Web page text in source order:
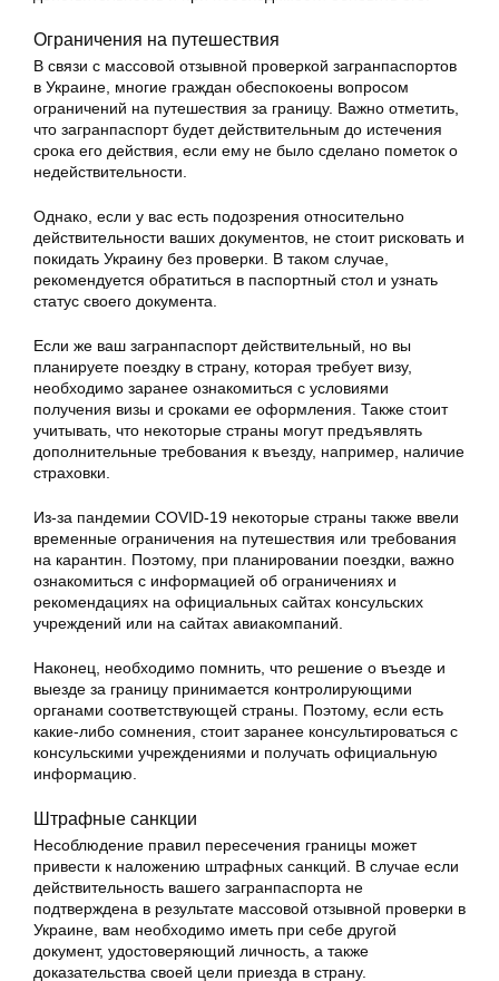
Ограничения на путешествия
В связи с массовой отзывной проверкой загранпаспортов
в Украине, многие граждан обеспокоены вопросом
ограничений на путешествия за границу. Важно отметить,
что загранпаспорт будет действительным до истечения
срока его действия, если ему не было сделано пометок о
недействительности.
Однако, если у вас есть подозрения относительно
действительности ваших документов, не стоит рисковать и
покидать Украину без проверки. В таком случае,
рекомендуется обратиться в паспортный стол и узнать
статус своего документа.
Если же ваш загранпаспорт действительный, но вы
планируете поездку в страну, которая требует визу,
необходимо заранее ознакомиться с условиями
получения визы и сроками ее оформления. Также стоит
учитывать, что некоторые страны могут предъявлять
дополнительные требования к въезду, например, наличие
страховки.
Из-за пандемии COVID-19 некоторые страны также ввели
временные ограничения на путешествия или требования
на карантин. Поэтому, при планировании поездки, важно
ознакомиться с информацией об ограничениях и
рекомендациях на официальных сайтах консульских
учреждений или на сайтах авиакомпаний.
Наконец, необходимо помнить, что решение о въезде и
выезде за границу принимается контролирующими
органами соответствующей страны. Поэтому, если есть
какие-либо сомнения, стоит заранее консультироваться с
консульскими учреждениями и получать официальную
информацию.
Штрафные санкции
Несоблюдение правил пересечения границы может
привести к наложению штрафных санкций. В случае если
действительность вашего загранпаспорта не
подтверждена в результате массовой отзывной проверки в
Украине, вам необходимо иметь при себе другой
документ, удостоверяющий личность, а также
доказательства своей цели приезда в страну.